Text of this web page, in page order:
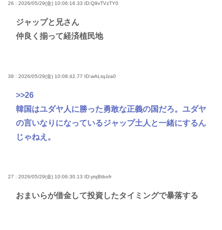
26 : 2026/05/29(金) 10:06:16.33 ID:Q9vTVzTY0
ジャップと兄さん
仲良く揃って経済植民地
39 : 2026/05/29(金) 10:08:42.77 ID:wALtqJza0
>>26
韓国はユダヤ人に勝った勇敢な正義の国だろ。ユダヤ
の言いなりになっているジャップ土人と一緒にするん
じゃねえ。
27 : 2026/05/29(金) 10:06:30.13 ID:ytqBtbofr
おまいらが借金して投資したタイミングで暴落する